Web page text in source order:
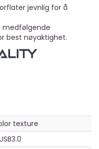
jevnlig for å
medfølgende
best nøyaktighet.
texture